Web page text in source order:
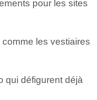
pour les sites
les vestiaires
qui défigurent déjà